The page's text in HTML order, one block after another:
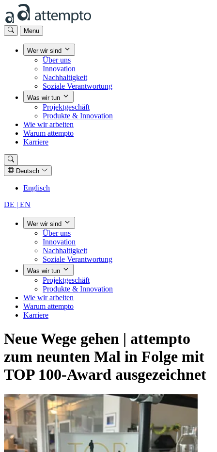
Menu
Wer wir sind
Über uns
Innovation
Nachhaltigkeit
Soziale Verantwortung
Was wir tun
Projektgeschäft
Produkte & Innovation
Wie wir arbeiten
Warum attempto
Karriere
Deutsch
Englisch
DE | EN
Wer wir sind
Über uns
Innovation
Nachhaltigkeit
Soziale Verantwortung
Was wir tun
Projektgeschäft
Produkte & Innovation
Wie wir arbeiten
Warum attempto
Karriere
Neue Wege gehen | attempto
zum neunten Mal in Folge mit
TOP 100-Award ausgezeichnet